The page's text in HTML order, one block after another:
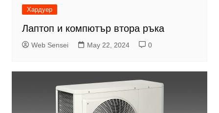
Хардуер
Лаптоп и компютър втора ръка
Web Sensei May 22, 2024 0